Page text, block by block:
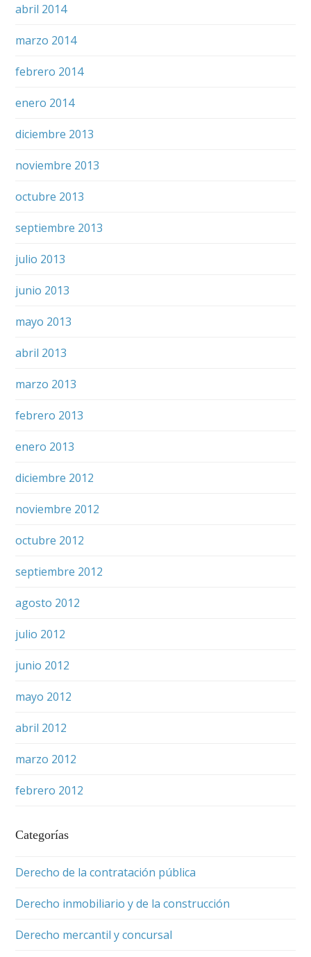
abril 2014
marzo 2014
febrero 2014
enero 2014
diciembre 2013
noviembre 2013
octubre 2013
septiembre 2013
julio 2013
junio 2013
mayo 2013
abril 2013
marzo 2013
febrero 2013
enero 2013
diciembre 2012
noviembre 2012
octubre 2012
septiembre 2012
agosto 2012
julio 2012
junio 2012
mayo 2012
abril 2012
marzo 2012
febrero 2012
Categorías
Derecho de la contratación pública
Derecho inmobiliario y de la construcción
Derecho mercantil y concursal